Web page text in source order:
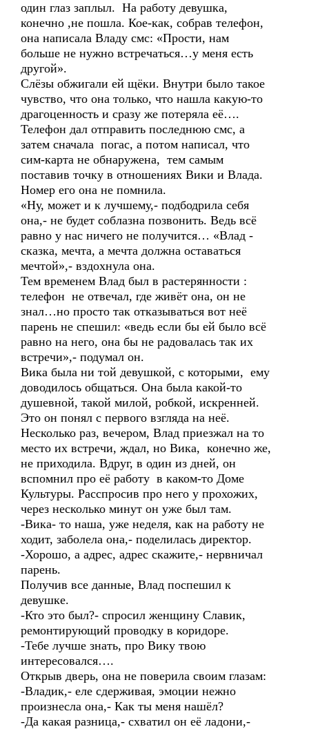
один глаз заплыл. На работу девушка,
конечно ,не пошла. Кое-как, собрав телефон,
она написала Владу смс: «Прости, нам
больше не нужно встречаться…у меня есть
другой».
Слёзы обжигали ей щёки. Внутри было такое
чувство, что она только, что нашла какую-то
драгоценность и сразу же потеряла её….
Телефон дал отправить последнюю смс, а
затем сначала погас, а потом написал, что
сим-карта не обнаружена, тем самым
поставив точку в отношениях Вики и Влада.
Номер его она не помнила.
«Ну, может и к лучшему,- подбодрила себя
она,- не будет соблазна позвонить. Ведь всё
равно у нас ничего не получится… «Влад -
сказка, мечта, а мечта должна оставаться
мечтой»,- вздохнула она.
Тем временем Влад был в растерянности :
телефон не отвечал, где живёт она, он не
знал…но просто так отказываться вот неё
парень не спешил: «ведь если бы ей было всё
равно на него, она бы не радовалась так их
встречи»,- подумал он.
Вика была ни той девушкой, с которыми, ему
доводилось общаться. Она была какой-то
душевной, такой милой, робкой, искренней.
Это он понял с первого взгляда на неё.
Несколько раз, вечером, Влад приезжал на то
место их встречи, ждал, но Вика, конечно же,
не приходила. Вдруг, в один из дней, он
вспомнил про её работу в каком-то Доме
Культуры. Расспросив про него у прохожих,
через несколько минут он уже был там.
-Вика- то наша, уже неделя, как на работу не
ходит, заболела она,- поделилась директор.
-Хорошо, а адрес, адрес скажите,- нервничал
парень.
Получив все данные, Влад поспешил к
девушке.
-Кто это был?- спросил женщину Славик,
ремонтирующий проводку в коридоре.
-Тебе лучше знать, про Вику твою
интересовался….
Открыв дверь, она не поверила своим глазам:
-Владик,- еле сдерживая, эмоции нежно
произнесла она,- Как ты меня нашёл?
-Да какая разница,- схватил он её ладони,-